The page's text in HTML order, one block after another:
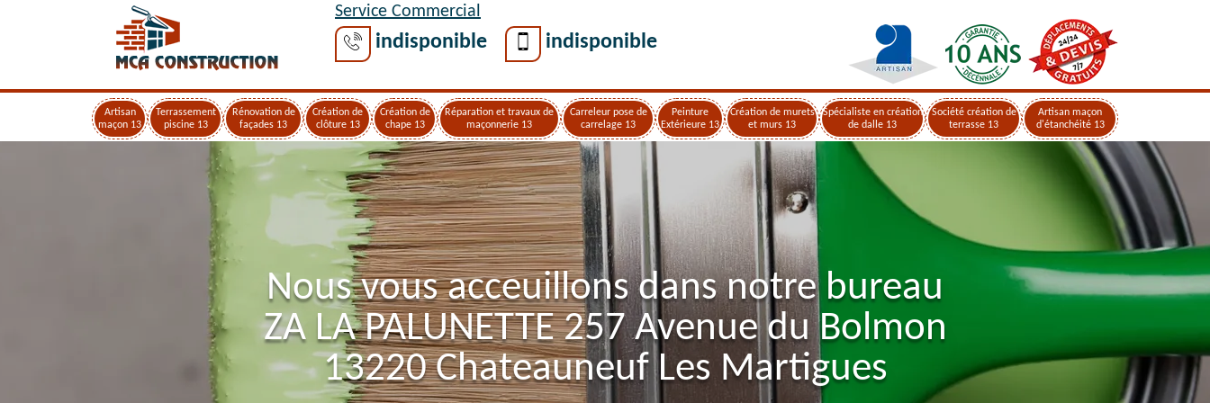
Service Commercial
indisponible indisponible
Artisan
maçon 13
Terrassement
piscine 13
Rénovation de
façades 13
Création de
clôture 13
Création de
chape 13
Réparation et travaux de
maçonnerie 13
Carreleur pose de
carrelage 13
Peinture
Extérieure 13
Création de murets
et murs 13
Spécialiste en création
de dalle 13
Société création de
terrasse 13
Artisan maçon
d'étanchéité 13
Nous vous acceuillons dans notre bureau
ZA LA PALUNETTE 257 Avenue du Bolmon
13220 Chateauneuf Les Martigues